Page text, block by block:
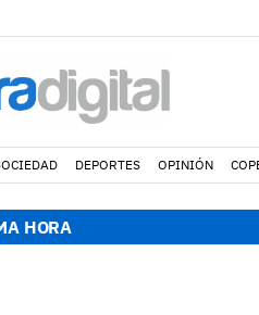
DEPORTES OPINIÓN
HORA